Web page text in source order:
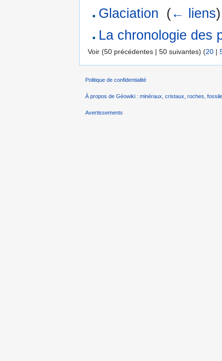
Glaciation (← liens)
La chronologie des
Voir (50 précédentes | 50 suivantes) (20 |
Politique de confidentialité
À propos de Géowiki : minéraux, cristaux, roches,
Avertissements